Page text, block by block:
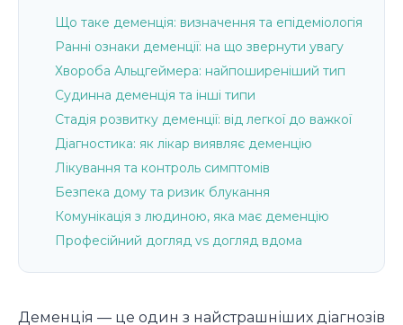
Що таке деменція: визначення та епідеміологія
Ранні ознаки деменції: на що звернути увагу
Хвороба Альцгеймера: найпоширеніший тип
Судинна деменція та інші типи
Стадія розвитку деменції: від легкої до важкої
Діагностика: як лікар виявляє деменцію
Лікування та контроль симптомів
Безпека дому та ризик блукання
Комунікація з людиною, яка має деменцію
Професійний догляд vs догляд вдома
Деменція — це один з найстрашніших діагнозів